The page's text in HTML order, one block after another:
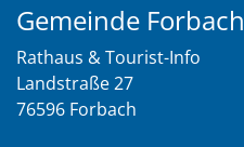
Gemeinde Forbach
Rathaus & Tourist-Info
Landstraße 27
76596 Forbach